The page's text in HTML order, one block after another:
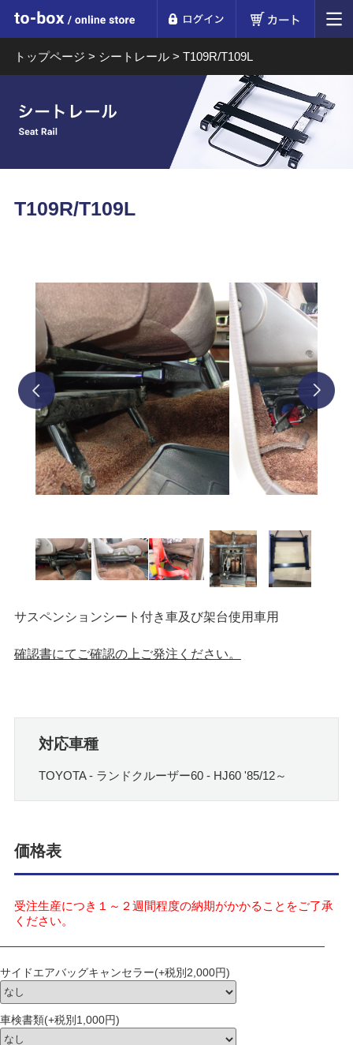
to-box online store
トップページ > シートレール> T109R/T109L
T109R/T109L
prev
サスペンションシート付き車及び架台使用車用
確認書にてご確認の上ご発注ください。
対応車種
TOYOTA - ランドクルーザー60 - HJ60 '85/12～
価格表
受注生産につき１～２週間程度の納期がかかることをご了承
ください。
サイドエアバッグキャンセラー(+税別2,000円)
車検書類(+税別1,000円)